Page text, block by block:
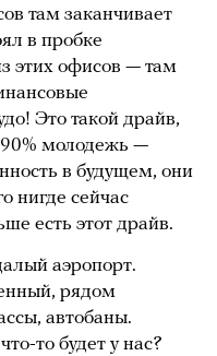
там заканчивает
в пробке
этих офисов — там
Это такой драйв,
90% молодежь —
в будущем, они
нигде сейчас
есть этот драйв.
аэропорт.
рядом
автобаны.
то будет у нас?